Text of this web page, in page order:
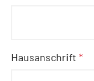
Hausanschrift*